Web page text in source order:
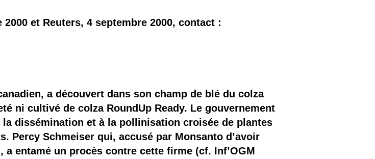
et Reuters, 4 septembre 2000, contact :
a découvert dans son champ de blé du colza
ni cultivé de colza RoundUp Ready. Le gouvernement
dissémination et à la pollinisation croisée de plantes
Percy Schmeiser qui, accusé par Monsanto d’avoir
entamé un procès contre cette firme (cf. Inf’OGM